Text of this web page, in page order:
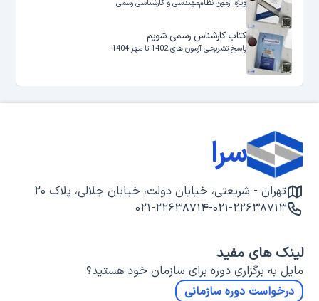
ویژه آزمون نظام‌مهندسی و کارشناسی رسمی
کتاب کارشناس رسمی شویم
پاسخ تشریحی آزمون های 1402 تا مهر 1404
سرا
تهران - شریعتی، خیابان دولت، خیابان جلالی، پلاک ۲۰
۰۲۱-۲۲۶۳۸۷۱۳-۰۲۱-۲۲۶۳۸۷۱۴
لینک های مفید
مایل به برگزاری دوره برای سازمان خود هستید؟
درخواست دوره سازمانی